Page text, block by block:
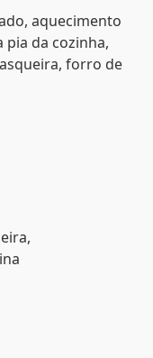
aquecimento
pia da cozinha,
forro de